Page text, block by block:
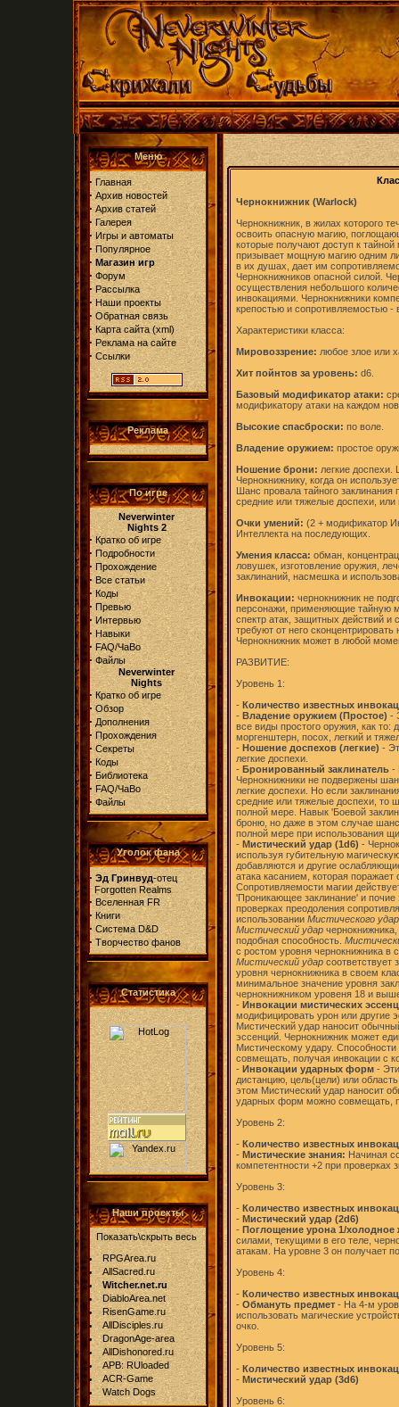
Меню
· Главная
· Архив новостей
· Архив статей
· Галерея
· Игры и автоматы
· Популярное
· Магазин игр
· Форум
· Рассылка
· Наши проекты
· Обратная связь
· Карта сайта(xml)
· Реклама на сайте
· Ссылки
Реклама
По игре
Neverwinter
Nights 2
· Кратко об игре
· Подробности
· Прохождение
· Все статьи
· Коды
· Превью
· Интервью
· Навыки
· FAQ/ЧаВо
· Файлы
Neverwinter
Nights
· Кратко об игре
· Обзор
· Дополнения
· Прохождения
· Секреты
· Коды
· Библиотека
· FAQ/ЧаВо
· Файлы
Уголок фана
· Эд Гринвуд-отец
Forgotten Realms
· Вселенная FR
· Книги
· Система D&D
· Творчество фанов
Статистика
Наши проекты
Показать\скрыть весь
RPGArea.ru
AllSacred.ru
Witcher.net.ru
DiabloArea.net
RisenGame.ru
AllDisciples.ru
DragonAge-area
AllDishonored.ru
APB: RUloaded
ACR-Game
Watch Dogs
Чернокнижник (Warlock)
Чернокнижник, в жилах которого
освоить опасную магию,
которые получают доступ к
призывает мощную магию одним
в их душах, дает им
Чернокнижников опасной силой.
осуществления небольшого
инвокациями. Чернокнижники
крепостью и сопротивляемостью -
Характеристики класса:
Мировоззрение: любое злое или
Хит пойнтов за уровень: d6.
Базовый модификатор атаки:
модификатору атаки на каждом
Высокие спасброски: по воле.
Владение оружием: простое
Ношение брони: легкие доспехи.
Чернокнижнику, когда он
Шанс провала тайного заклинания
средние или тяжелые доспехи, или
Очки умений: (2 + модификатор
Интеллекта на последующих.
Умения класса: обман,
ловушек, изготовление оружия,
заклинаний, насмешка и
Инвокации: чернокнижник не
персонажи, применяющие тайную
спектр атак, защитных действий и
требуют от него
Чернокнижник может в любой
РАЗВИТИЕ:
Уровень 1:
- Количество известных
- Владение оружием (Простое) -
все виды простого оружия, как то:
моргенштерн, посох, легкий и
- Ношение доспехов (легкие) -
легкие доспехи.
- Бронированный заклинатель -
Чернокнижники не подвержены
легкие доспехи. Но если
средние или тяжелые доспехи, то
полной мере. Навык 'Боевой
броню, но даже в этом случае
полной мере при использования
- Мистический удар (1d6) -
используя губительную
добавляются и другие
атака касанием, которая
Сопротивляемости магии
'Проникающее заклинание' и
проверках преодоления
использовании Мистического
Мистический удар
подобная способность.
с ростом уровня чернокнижника в
Мистический удар соответствует
уровня чернокнижника в своем
минимальное значение уровня
чернокнижником уровеня 18 и
- Инвокации мистических
модифицировать урон или другие
Мистический удар наносит
эссенций. Чернокнижник может
Мистическому удару.
совмещать, получая инвокации с
- Инвокации ударных форм -
дистанцию, цель(цели) или
этом Мистический удар наносит
ударных форм можно совмещать,
Уровень 2:
- Количество известных
- Мистические знания: Начиная
компетентности +2 при проверках
Уровень 3:
- Количество известных
- Мистический удар (2d6)
- Поглощение урона 1/холодное
силами, текущими в его теле,
атакам. На уровне 3 он получает
Уровень 4:
- Количество известных
- Обмануть предмет - На 4-м
использовать магические
очко.
Уровень 5:
- Количество известных
- Мистический удар (3d6)
Уровень 6: